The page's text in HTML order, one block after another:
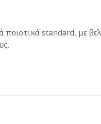
standard, με